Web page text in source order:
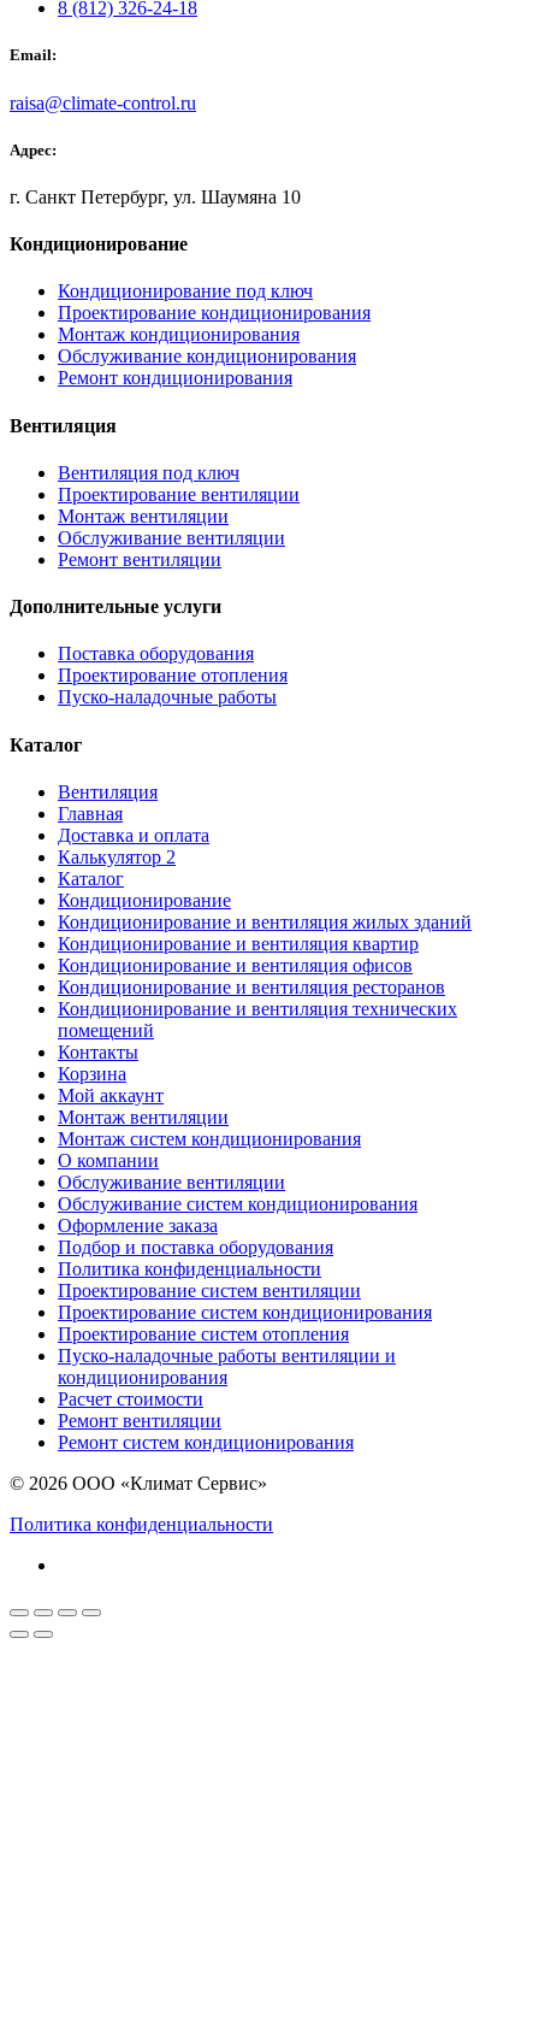
8 (812) 326-24-18
Email:
raisa@climate-control.ru
Адрес:
г. Санкт Петербург, ул. Шаумяна 10
Кондиционирование
Кондиционирование под ключ
Проектирование кондиционирования
Монтаж кондиционирования
Обслуживание кондиционирования
Ремонт кондиционирования
Вентиляция
Вентиляция под ключ
Проектирование вентиляции
Монтаж вентиляции
Обслуживание вентиляции
Ремонт вентиляции
Дополнительные услуги
Поставка оборудования
Проектирование отопления
Пуско-наладочные работы
Каталог
Вентиляция
Главная
Доставка и оплата
Калькулятор 2
Каталог
Кондиционирование
Кондиционирование и вентиляция жилых зданий
Кондиционирование и вентиляция квартир
Кондиционирование и вентиляция офисов
Кондиционирование и вентиляция ресторанов
Кондиционирование и вентиляция технических
помещений
Контакты
Корзина
Мой аккаунт
Монтаж вентиляции
Монтаж систем кондиционирования
О компании
Обслуживание вентиляции
Обслуживание систем кондиционирования
Оформление заказа
Подбор и поставка оборудования
Политика конфиденциальности
Проектирование систем вентиляции
Проектирование систем кондиционирования
Проектирование систем отопления
Пуско-наладочные работы вентиляции и
кондиционирования
Расчет стоимости
Ремонт вентиляции
Ремонт систем кондиционирования
© 2026 ООО «Климат Сервис»
Политика конфиденциальности